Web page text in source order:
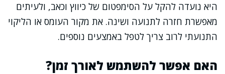
היא נועדה להקל על הסימפטום של כיווץ וכאב, ולעיתים
מאפשרת חזרה לתנועה ושינה. את מקור העומס או הליקוי
התנועתי לרוב צריך לטפל באמצעים נוספים.
האם אפשר להשתמש לאורך זמן?